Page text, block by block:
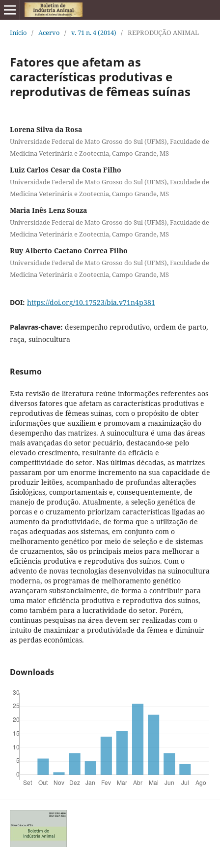
Início / Acervo / v. 71 n. 4 (2014) / REPRODUÇÃO ANIMAL
Fatores que afetam as
características produtivas e
reprodutivas de fêmeas suínas
Lorena Silva da Rosa
Universidade Federal de Mato Grosso do Sul (UFMS), Faculdade de
Medicina Veterinária e Zootecnia, Campo Grande, MS
Luiz Carlos Cesar da Costa Filho
Universidade Federal de Mato Grosso do Sul (UFMS), Faculdade de
Medicina Veterinária e Zootecnia, Campo Grande, MS
Maria Inês Lenz Souza
Universidade Federal de Mato Grosso do Sul (UFMS), Faculdade de
Medicina Veterinária e Zootecnia, Campo Grande, MS
Ruy Alberto Caetano Correa Filho
Universidade Federal de Mato Grosso do Sul (UFMS), Faculdade de
Medicina Veterinária e Zootecnia, Campo Grande, MS
DOI: https://doi.org/10.17523/bia.v71n4p381
Palavras-chave: desempenho reprodutivo, ordem de parto,
raça, suinocultura
Resumo
Esta revisão de literatura reúne informações referentes aos
diversos fatores que afetam as características produtivas e
reprodutivas de fêmeas suínas, com o propósito de obter
informações que auxiliem e promovam a maximização do
desempenho das matrizes. A suinocultura é uma das áreas
mais avançadas do setor pecuário, destacando-se pelo
elevado crescimento, resultante da eficácia e
competitividade do setor. Nas últimas décadas, as matrizes
passaram por um enorme incremento na sua capacidade de
produzir leitões, acompanhado de profundas alterações
fisiológicas, comportamentais e, consequentemente, de
manejo de produção. Atualmente, a seleção genética de
porcas e o cruzamento priorizam características ligadas ao
aumento da produtividade, de forma que a utilização de
raças adequadas aos sistemas, em conjunto com o
melhoramento genético por meio de seleção e de sistemas
de cruzamentos, são os principais meios para melhorar a
eficiência produtiva e reprodutiva dos suínos. Com o
advento de novas tecnologias desenvolvidas na suinocultura
moderna, os programas de melhoramento genético
avançaram substancialmente, de forma a contribuir para
uma maior eficiência produtiva e reprodutiva dos suínos,
como também para a lucratividade do setor. Porém,
continuas pesquisas na área devem ser realizadas com o
intuito de maximizar a produtividade da fêmea e diminuir
as perdas econômicas.
Downloads